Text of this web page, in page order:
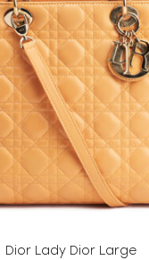
Dior Lady Dior Large